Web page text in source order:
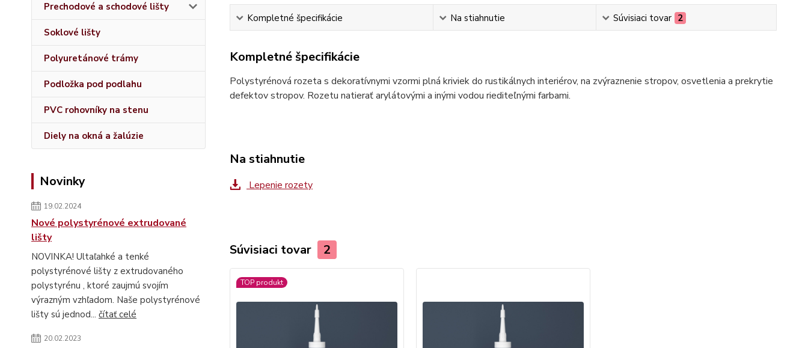
Prechodové a schodové lišty
Soklové lišty
Polyuretánové trámy
Podložka pod podlahu
PVC rohovníky na stenu
Diely na okná a žalúzie
Novinky
19.02.2024
Nové polystyrénové extrudované
lišty
NOVINKA! Ultaľahké a tenké
polystyrénové lišty z extrudovaného
polystyrénu , ktoré zaujmú svojím
výrazným vzhľadom. Naše polystyrénové
lišty sú jednod... čítať celé
20.02.2023
Kompletné špecifikácie Na stiahnutie Súvisiaci tovar 2
Kompletné špecifikácie
Polystyrénová rozeta s dekoratívnymi vzormi plná kriviek do rustikálnych interiérov, na zvýraznenie stropov, osvetlenia a prekrytie
defektov stropov. Rozetu natierať arylátovými a inými vodou riediteľnými farbami.
Na stiahnutie
Lepenie rozety
Súvisiaci tovar 2
TOP produkt